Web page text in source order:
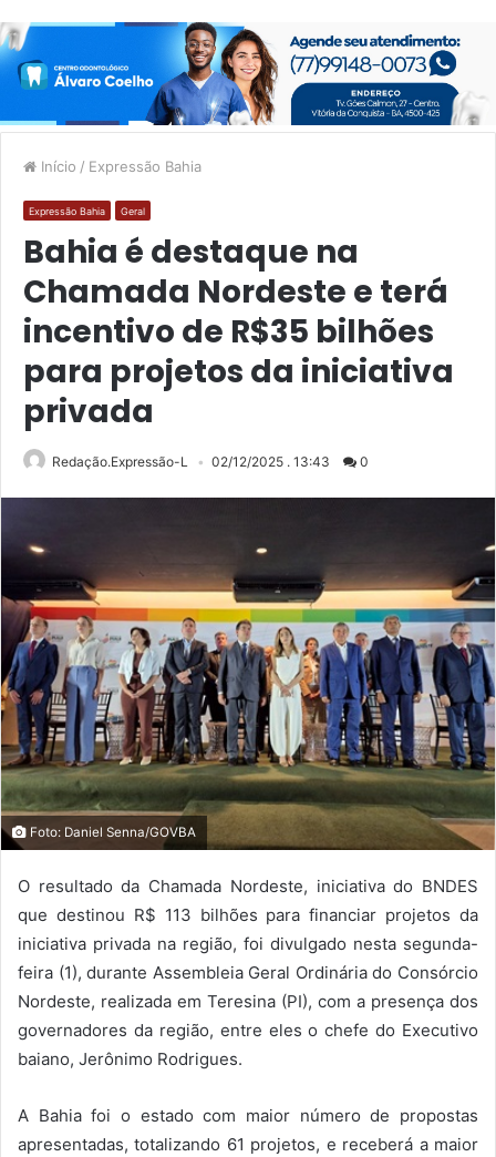
Início / Expressão Bahia
Expressão Bahia Geral
Bahia é destaque na
Chamada Nordeste e terá
incentivo de R$35 bilhões
para projetos da iniciativa
privada
Redação.Expressão-L 02/12/2025 . 13:43 0
Foto: Daniel Senna/GOVBA
O resultado da Chamada Nordeste, iniciativa do BNDES
que destinou R$ 113 bilhões para financiar projetos da
iniciativa privada na região, foi divulgado nesta segunda-
feira (1), durante Assembleia Geral Ordinária do Consórcio
Nordeste, realizada em Teresina (PI), com a presença dos
governadores da região, entre eles o chefe do Executivo
baiano, Jerônimo Rodrigues.
A Bahia foi o estado com maior número de propostas
apresentadas, totalizando 61 projetos, e receberá a maior